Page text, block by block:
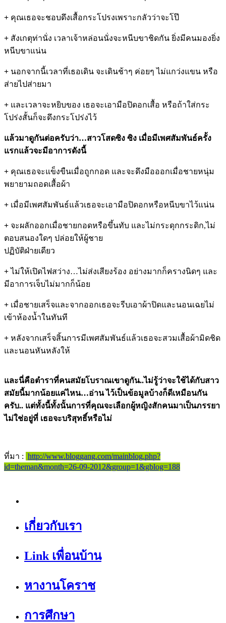
+ คุณเธอจะชอบดึงเสื้อกระโปรงเพราะกลัวว่าจะโป๊
+ สังเกตุท่านั่ง เวลาเจ้าหล่อนนั่งจะหนีบขาชิดกัน ยิ่งมีคนมองยิ่ง
หนีบขาแน่น
+ นอกจากนี้เวลาที่เธอเดิน จะเดินช้าๆ ค่อยๆ ไม่แกว่งแขน หรือ
ส่ายไปส่ายมา
+ และเวลาจะหยิบของ เธอจะเอามือปิดอกเสื้อ หรือถ้าใส่กระ
โปร่งสั้นก็จะดึงกระโปร่งไว้
แล้วมาดูกันต่อครับว่า…สาวโสดซิง ซิง เมื่อมีเพศสัมพันธ์ครั้ง
แรกแล้วจะมีอาการดังนี้
+ คุณเธอจะแข็งขืนเมื่อถูกกอด และจะดึงมือออกเมื่อชายหนุ่ม
พยายามถอดเสื้อผ้า
+ เมื่อมีเพศสัมพันธ์แล้วเธอจะเอามือปิดอกหรือหนีบขาไว้แน่น
+ จะผลักออกเมื่อชายกอดหรือขึ้นทับ และไม่กระดุกกระดิก,ไม่
ตอบสนองใดๆ ปล่อยให้ผู้ชาย
ปฏิบัติฝ่ายเดียว
+ ไม่ให้เปิดไฟสว่าง…ไม่ส่งเสียงร้อง อย่างมากก็ครางนิดๆ และ
มีอาการเจ็บไม่มากก็น้อย
+ เมื่อชายเสร็จและจากออกเธอจะรีบเอาผ้าปิดและนอนเฉยไม่
เข้าห้องน้ำในทันที
+ หลังจากเสร็จสิ้นการมีเพศสัมพันธ์แล้วเธอจะสวมเสื้อผ้ามิดชิด
และนอนหันหลังให้
และนี่คือตำราที่คนสมัยโบราณเขาดูกัน..ไม่รู้ว่าจะใช้ได้กับสาว
สมัยนี้มากน้อยแค่ไหน…อ่าน ไว้เป็นข้อมูลบ้างก็ดีเหมือนกัน
ครับ.. แต่ทั้งนี้ทั้งนั้นการที่คุณจะเลือกผู้หญิงสักคนมาเป็นภรรยา
ไม่ใช่อยู่ที่ เธอจะบริสุทธิ์หรือไม่
ที่มา : http://www.bloggang.com/mainblog.php?
id=theman&month=26-09-2012&group=1&gblog=188
เกี่ยวกับเรา
Link เพื่อนบ้าน
หางานโคราช
การศึกษา